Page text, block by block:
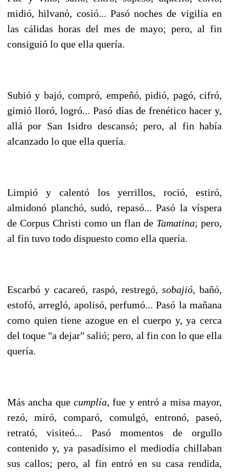
midió, hilvanó, cosió... Pasó noches de vigilia en
las cálidas horas del mes de mayo; pero, al fin
consiguió lo que ella quería.
Subió y bajó, compró, empeñó, pidió, pagó, cifró,
gimió lloró, logró... Pasó días de frenético hacer y,
allá por San Isidro descansó; pero, al fin había
alcanzado lo que ella quería.
Limpió y calentó los yerrillos, roció, estiró,
almidonó planchó, sudó, repasó... Pasó la víspera
de Corpus Christi como un flan de Tamatina; pero,
al fin tuvo todo dispuesto como ella quería.
Escarbó y cacareó, raspó, restregó, sobajió, bañó,
estofó, arregló, apolisó, perfumó... Pasó la mañana
como quien tiene azogue en el cuerpo y, ya cerca
del toque "a dejar" salió; pero, al fin con lo que ella
quería.
Más ancha que cumplía, fue y entró a misa mayor,
rezó, miró, comparó, comulgó, entronó, paseó,
retrató, visiteó... Pasó momentos de orgullo
contenido y, ya pasadísimo el mediodía chillaban
sus callos; pero, al fin entró en su casa rendida,